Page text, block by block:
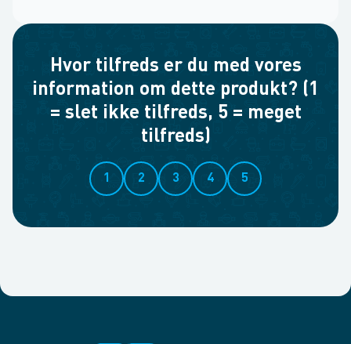
Hvor tilfreds er du med vores
information om dette produkt? (1
= slet ikke tilfreds, 5 = meget
tilfreds)
1 2 3 4 5